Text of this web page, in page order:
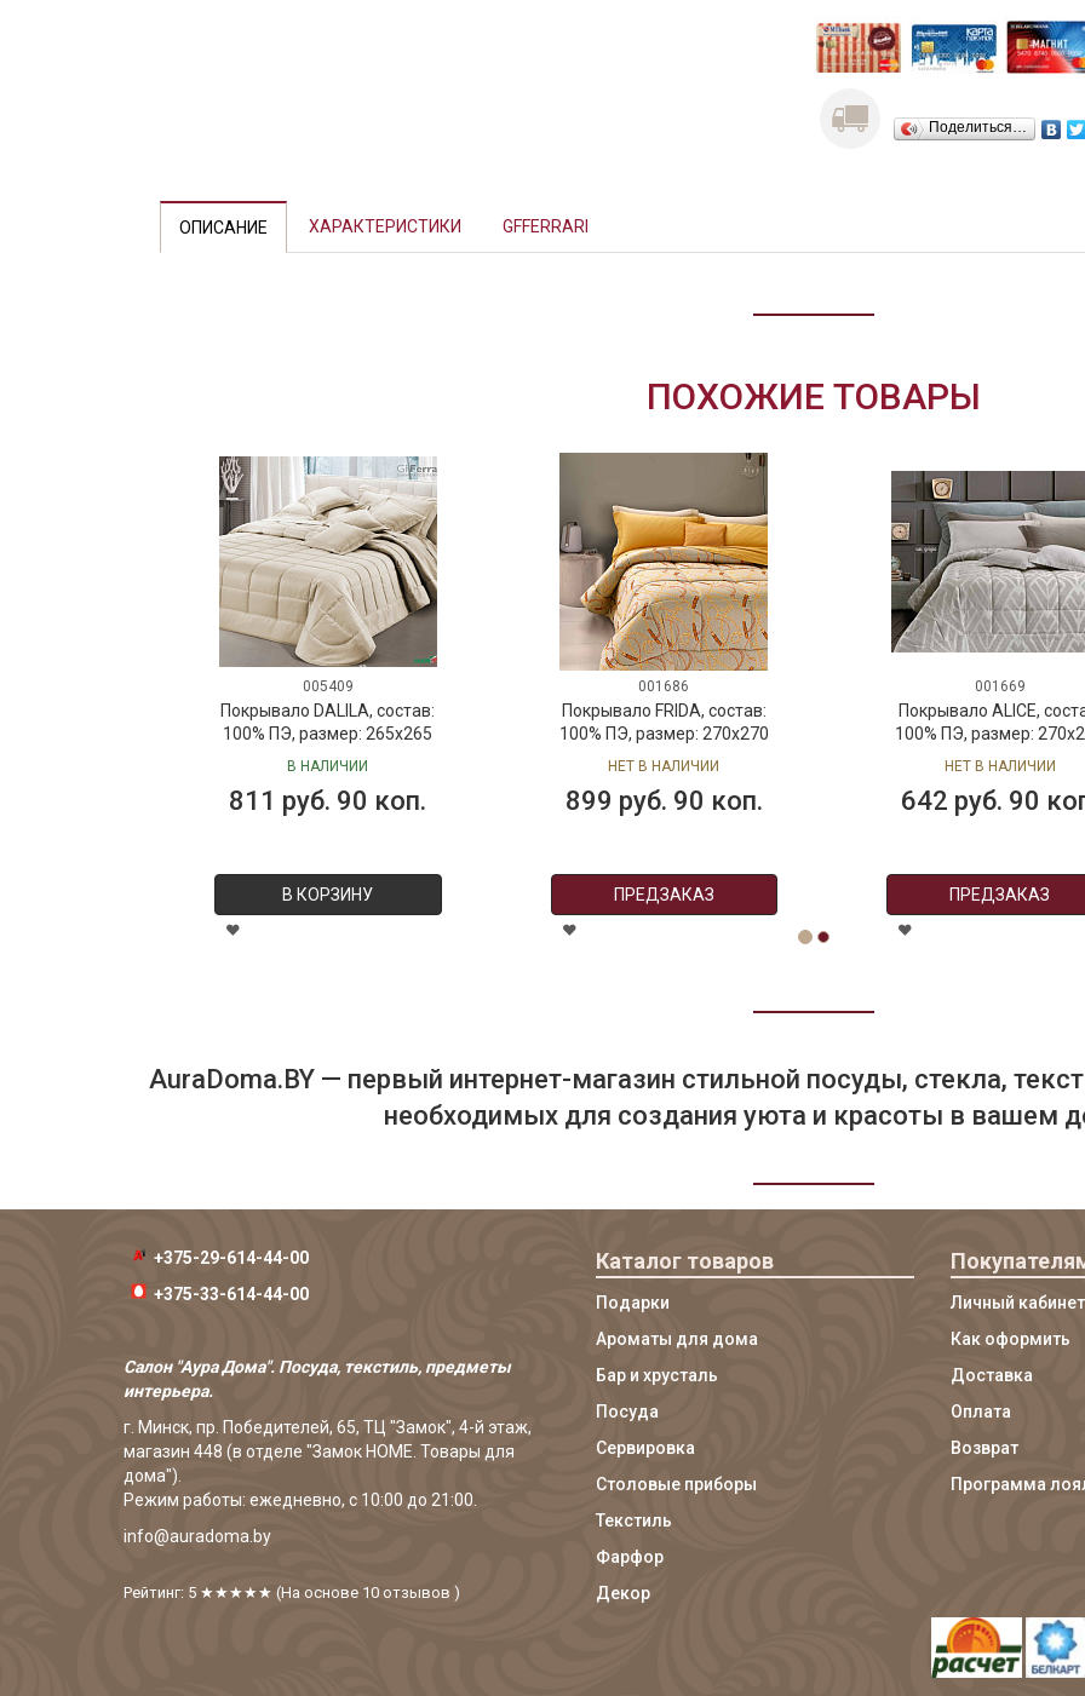
Поделиться…
ОПИСАНИЕ ХАРАКТЕРИСТИКИ GFFERRARI
ПОХОЖИЕ ТОВАРЫ
005409
Покрывало DALILA, состав:
100% ПЭ, размер: 265х265
см
В НАЛИЧИИ
811 руб. 90 коп.
В КОРЗИНУ
001686
Покрывало FRIDA, состав:
100% ПЭ, размер: 270х270
см
НЕТ В НАЛИЧИИ
899 руб. 90 коп.
ПРЕДЗАКАЗ
001669
Покрывало ALICE,
100% ПЭ, размер:
см
НЕТ В НАЛИЧИИ
642 руб. 90
ПРЕДЗАКАЗ
AuraDoma.BY — первый интернет-магазин стильной посуды, стекла,
необходимых для создания уюта и красоты в вашем
+375-29-614-44-00
+375-33-614-44-00
Салон "Аура Дома". Посуда, текстиль, предметы
интерьера.
г. Минск, пр. Победителей, 65, ТЦ "Замок", 4-й этаж,
магазин 448 (в отделе "Замок HOME. Товары для
дома").
Режим работы: ежедневно, с 10:00 до 21:00.
info@auradoma.by
Рейтинг: 5 ★★★★★ (На основе 10 отзывов )
Каталог товаров
Подарки
Ароматы для дома
Бар и хрусталь
Посуда
Сервировка
Столовые приборы
Текстиль
Фарфор
Декор
Личный кабинет
Как оформить
Доставка
Оплата
Возврат
Программа